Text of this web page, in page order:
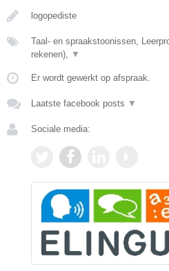
logopediste
Taal- en spraakstoonissen,
rekenen), ▼
Er wordt gewerkt op afspraak.
Laatste facebook posts ▼
Sociale media: